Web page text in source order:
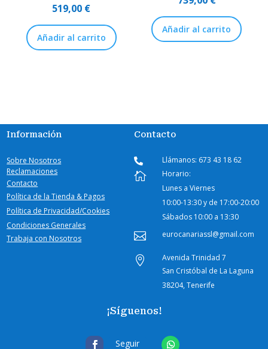
519,00 €
Añadir al carrito
Añadir al carrito
Información
Sobre Nosotros
Reclamaciones
Contacto
Política de la Tienda & Pagos
Política de Privacidad/Cookies
Condiciones Generales
Trabaja con Nosotros
Contacto
 Llámanos: 673 43 18 62

Horario:
Lunes a Viernes
10:00-13:30 y de 17:00-20:00
Sábados 10:00 a 13:30
 eurocanariassl@gmail.com

Avenida Trinidad 7
San Cristóbal de La Laguna
38204, Tenerife
¡Síguenos!
Seguir